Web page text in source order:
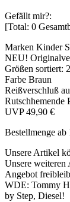
Gefällt mir?:
[Total: 0
Marken Kinder
NEU!
Größen sortiert:
Farbe Braun
Reißverschluß
Rutschhemende
UVP 49,90 €
Bestellmenge ab
Unsere Artikel
Unsere weiteren
Angebot
WDE: Tommy
by Step, Diesel!